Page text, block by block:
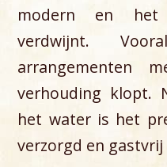
modern en het
verdwijnt.
arrangementen
verhouding klopt.
het water is het
verzorgd en